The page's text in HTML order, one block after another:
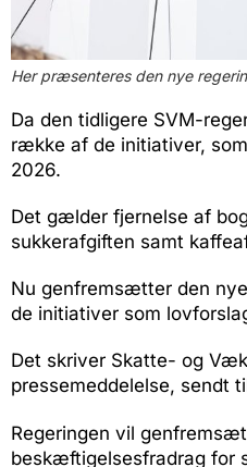
Her præsenteres den nye
Da den tidligere SVM-
række af de initiativer,
2026.
Det gælder fjernelse af
sukkerafgiften samt
Nu genfremsætter den
de initiativer som
Det skriver Skatte- og
pressemeddelelse, sendt
Regeringen vil
beskæftigelsesfradrag for